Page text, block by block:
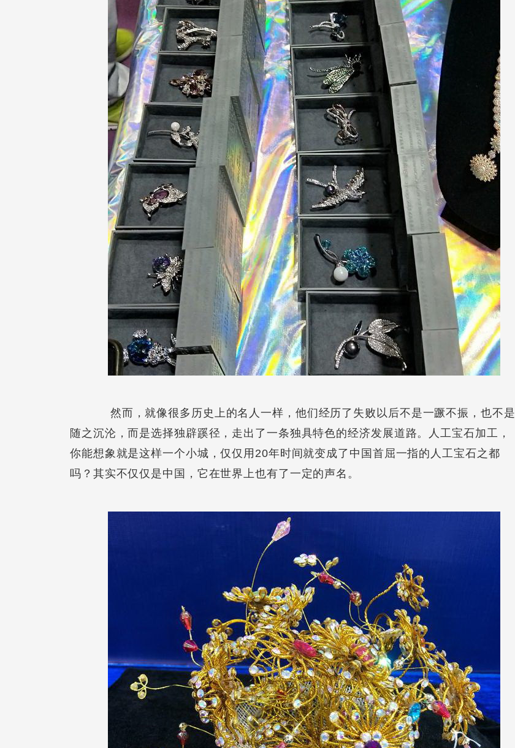
然而，就像很多历史上的名人一样，他们经历了失败以后不是一蹶不振，也不是
随之沉沦，而是选择独辟蹊径，走出了一条独具特色的经济发展道路。人工宝石加工，
你能想象就是这样一个小城，仅仅用20年时间就变成了中国首屈一指的人工宝石之都
吗？其实不仅仅是中国，它在世界上也有了一定的声名。